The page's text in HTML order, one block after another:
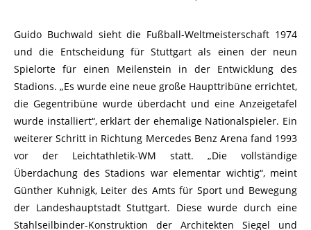
Guido Buchwald sieht die Fußball-Weltmeisterschaft 1974
und die Entscheidung für Stuttgart als einen der neun
Spielorte für einen Meilenstein in der Entwicklung des
Stadions. „Es wurde eine neue große Haupttribüne errichtet,
die Gegentribüne wurde überdacht und eine Anzeigetafel
wurde installiert“, erklärt der ehemalige Nationalspieler. Ein
weiterer Schritt in Richtung Mercedes Benz Arena fand 1993
vor der Leichtathletik-WM statt. „Die vollständige
Überdachung des Stadions war elementar wichtig“, meint
Günther Kuhnigk, Leiter des Amts für Sport und Bewegung
der Landeshauptstadt Stuttgart. Diese wurde durch eine
Stahlseilbinder-Konstruktion der Architekten Siegel und